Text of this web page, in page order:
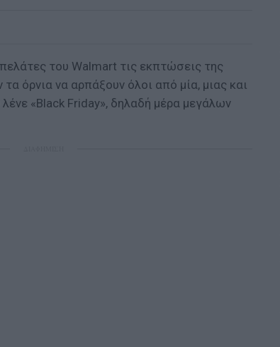
του Walmart τις εκπτώσεις της
όρνια να αρπάξουν όλοι από μία, μιας και
«Black Friday», δηλαδή μέρα μεγάλων